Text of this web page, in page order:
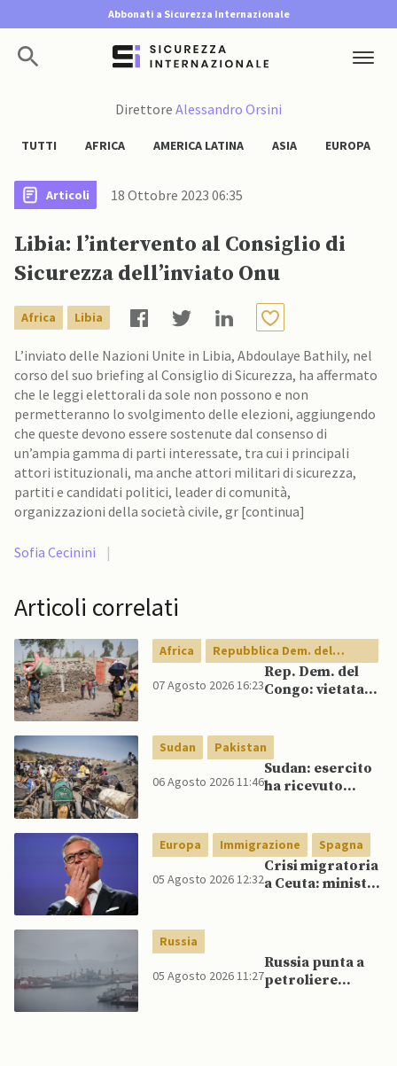
Abbonati a Sicurezza Internazionale
Direttore Alessandro Orsini
TUTTI AFRICA AMERICA LATINA ASIA EUROPA
Articoli 18 Ottobre 2023 06:35
Libia: l’intervento al Consiglio di
Sicurezza dell’inviato Onu
Africa Libia
L’inviato delle Nazioni Unite in Libia, Abdoulaye Bathily, nel
corso del suo briefing al Consiglio di Sicurezza, ha affermato
che le leggi elettorali da sole non possono e non
permetteranno lo svolgimento delle elezioni, aggiungendo
che queste devono essere sostenute dal consenso di
un’ampia gamma di parti interessate, tra cui i principali
attori istituzionali, ma anche attori militari di sicurezza,
partiti e candidati politici, leader di comunità,
organizzazioni della società civile, gr [continua]
Sofia Cecinini |
Articoli correlati
Africa
Repubblica Dem. del
Congo
07 Agosto 2026 16:23
Rep. Dem. del
Congo: vietata
rame e cobalto
Sudan Pakistan
06 Agosto 2026 11:46
Sudan: esercito
ha ricevuto
Pakistan
Europa Immigrazione Spagna
05 Agosto 2026 12:32
Crisi migratoria
a Ceuta: ministri
schierano a
sostegno della
Spagna
Russia
05 Agosto 2026 11:27
Russia punta a
petroliere